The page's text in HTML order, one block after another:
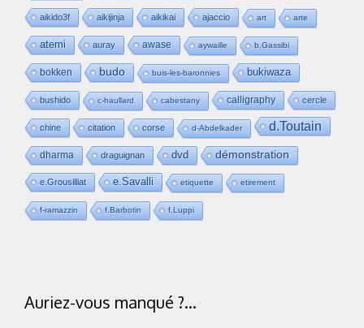
aikido3f aikijinja aikikai ajaccio art arte
atemi auray awase aywaille b.Gassibi
bokken budo buis-les-baronnies bukiwaza
bushido c-haullard cabestany calligraphy cercle
chine citation corse d-Abdelkader d.Toutain
dharma draguignan dvd démonstration
e.Grousilliat e.Savalli etiquette etirement
f-ramazzin f.Barbotin f.Luppi
Auriez-vous manqué ?…